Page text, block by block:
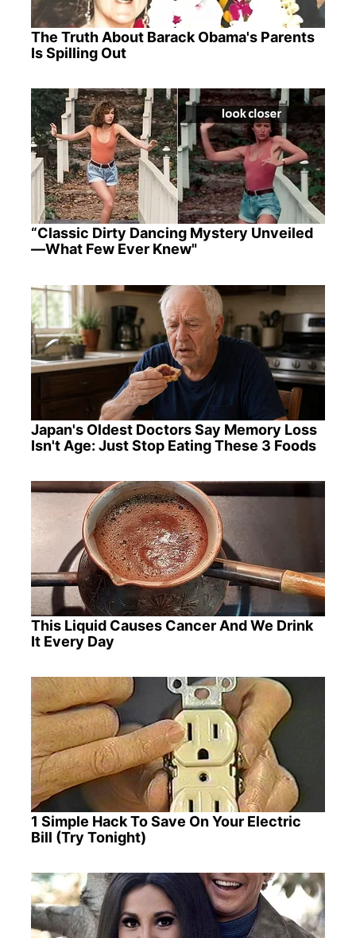
The Truth About Barack Obama's Parents
Is Spilling Out
“Classic Dirty Dancing Mystery Unveiled
—What Few Ever Knew"
Japan's Oldest Doctors Say Memory Loss
Isn't Age: Just Stop Eating These 3 Foods
This Liquid Causes Cancer And We Drink
It Every Day
1 Simple Hack To Save On Your Electric
Bill (Try Tonight)